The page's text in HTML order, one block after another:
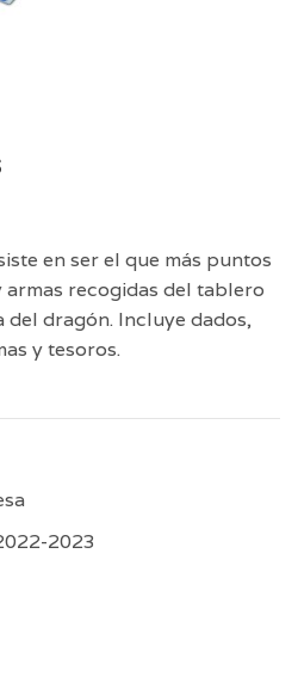
en ser el que más puntos
recogidas del tablero
del dragón. Incluye dados,
y tesoros.
2023